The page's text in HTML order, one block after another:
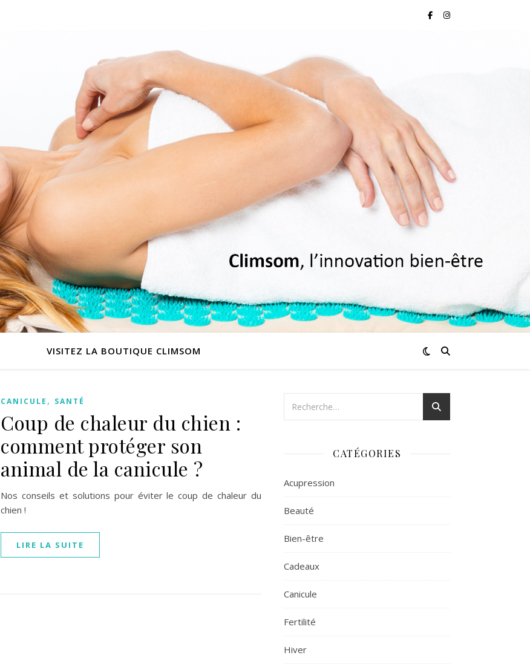
VISITEZ LA BOUTIQUE CLIMSOM
CANICULE , SANTÉ
Coup de chaleur du chien :
comment protéger son
animal de la canicule ?
Nos conseils et solutions pour éviter le coup de chaleur du
chien !
LIRE LA SUITE
CATÉGORIES
Acupression
Beauté
Bien-être
Cadeaux
Canicule
Fertilité
Hiver